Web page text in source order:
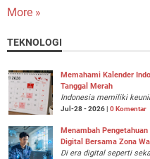
More »
TEKNOLOGI
Memahami Kalender
Tanggal Merah
Indonesia memiliki
Jul-28 - 2026 | 0 Komentar
Menambah
Digital Bersama Zona
Di era digital seperti